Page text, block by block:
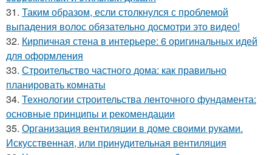
31. Таким образом, если столкнулся с проблемой
выпадения волос обязательно досмотри это видео!
32. Кирпичная стена в интерьере: 6 оригинальных идей
для оформления
33. Строительство частного дома: как правильно
планировать комнаты
34. Технологии строительства ленточного фундамента:
основные принципы и рекомендации
35. Организация вентиляции в доме своими руками.
Искусственная, или принудительная вентиляция